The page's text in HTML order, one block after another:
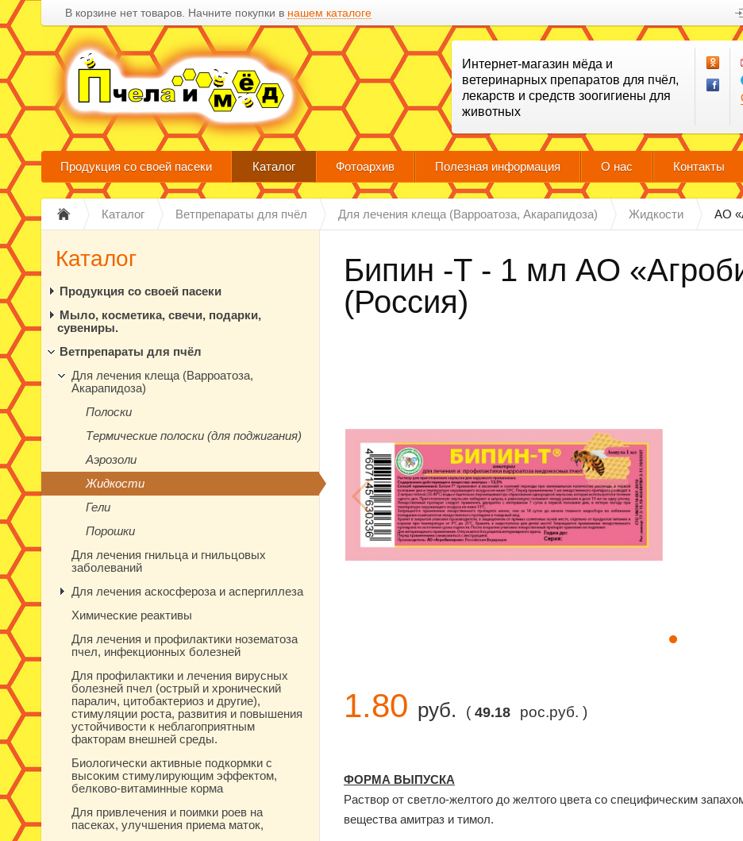
В корзине нет товаров. Начните покупки в нашем каталоге
Интернет-магазин мёда и
ветеринарных препаратов для пчёл,
лекарств и средств зоогигиены для
животных
Продукция со своей пасеки Каталог Фотоархив Полезная информация О нас Контакты
Каталог Ветпрепараты для пчёл Для лечения клеща (Варроатоза, Акарапидоза) Жидкости АО
Бипин -Т - 1 мл АО
(Россия)
1.80 руб. ( 49.18 рос.руб. )
ФОРМА ВЫПУСКА
Раствор от светло-желтого до желтого цвета со специфическим
вещества амитраз и тимол.
Каталог
Продукция со своей пасеки
Мыло, косметика, свечи, подарки,
сувениры.
Ветпрепараты для пчёл
Для лечения клеща (Варроатоза,
Акарапидоза)
Полоски
Термические полоски (для поджигания)
Аэрозоли
Жидкости
Гели
Порошки
Для лечения гнильца и гнильцовых
заболеваний
Для лечения аскосфероза и аспергиллеза
Химические реактивы
Для лечения и профилактики нозематоза
пчел, инфекционных болезней
Для профилактики и лечения вирусных
болезней пчел (острый и хронический
паралич, цитобактериоз и другие),
стимуляции роста, развития и повышения
устойчивости к неблагоприятным
факторам внешней среды.
Биологически активные подкормки с
высоким стимулирующим эффектом,
белково-витаминные корма
Для привлечения и поимки роев на
пасеках, улучшения приема маток,